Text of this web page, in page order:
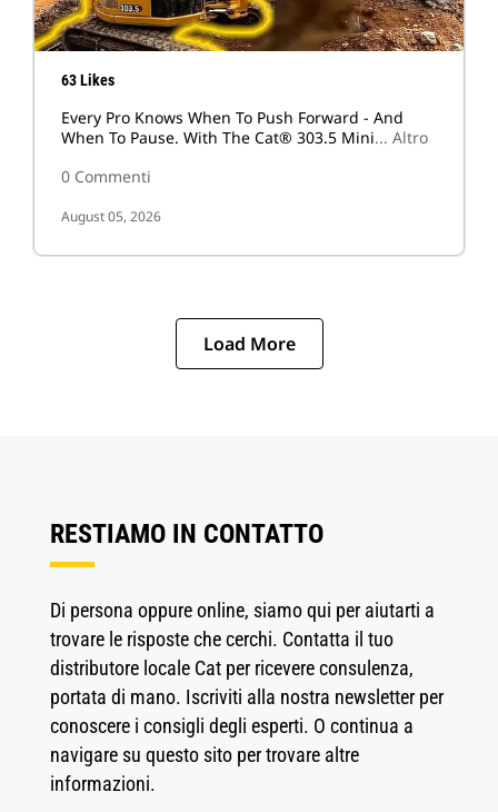
63 Likes
Every Pro Knows When To Push Forward - And
When To Pause. With The Cat® 303.5 Mini... Altro
0 Commenti
August 05, 2026
Load More
RESTIAMO IN CONTATTO
Di persona oppure online, siamo qui per aiutarti a
trovare le risposte che cerchi. Contatta il tuo
distributore locale Cat per ricevere consulenza,
portata di mano. Iscriviti alla nostra newsletter per
conoscere i consigli degli esperti. O continua a
navigare su questo sito per trovare altre
informazioni.